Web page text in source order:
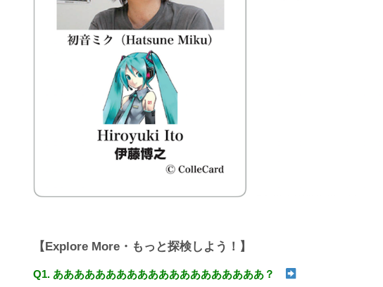
【Explore More・もっと探検しよう！】
Q1. ああああああああああああああああああああ？